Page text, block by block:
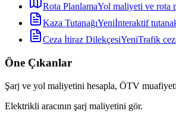
Rota PlanlamaYol maliyeti ve rota
Kaza TutanağıYeniİnteraktif
Ceza İtiraz DilekçesiYeniTrafik
Öne Çıkanlar
Şarj ve yol maliyetini hesapla, ÖTV
Elektrikli aracının şarj maliyetini gör.